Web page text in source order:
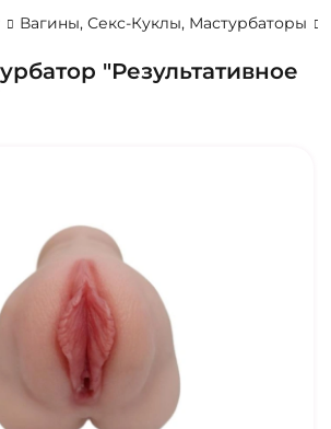
Вагины, Секс-Куклы, Мастурбаторы
"Результативное